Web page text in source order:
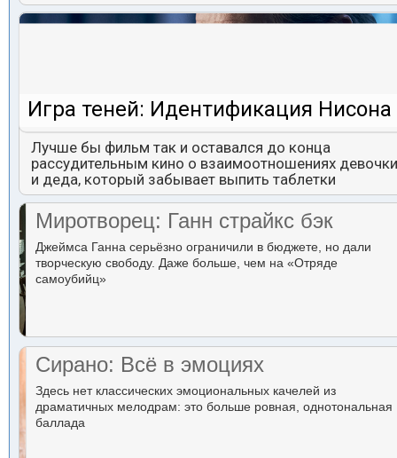
Игра теней: Идентификация Нисона
Лучше бы фильм так и оставался до конца
рассудительным кино о взаимоотношениях девочки
и деда, который забывает выпить таблетки
Миротворец: Ганн страйкс бэк
Джеймса Ганна серьёзно ограничили в бюджете, но дали
творческую свободу. Даже больше, чем на «Отряде
самоубийц»
Сирано: Всё в эмоциях
Здесь нет классических эмоциональных качелей из
драматичных мелодрам: это больше ровная, однотональная
баллада